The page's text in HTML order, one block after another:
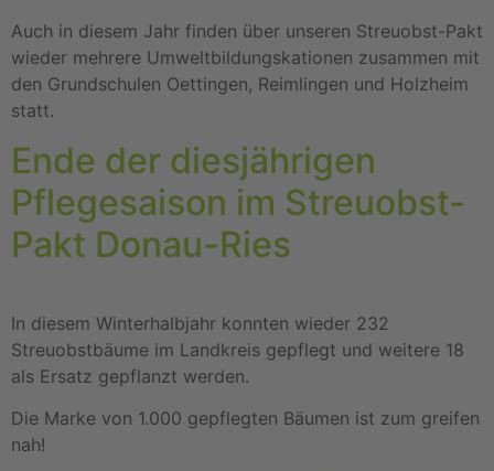
Auch in diesem Jahr finden über unseren Streuobst-Pakt
wieder mehrere Umweltbildungskationen zusammen mit
den Grundschulen Oettingen, Reimlingen und Holzheim
statt.
Ende der diesjährigen
Pflegesaison im Streuobst-
Pakt Donau-Ries
In diesem Winterhalbjahr konnten wieder 232
Streuobstbäume im Landkreis gepflegt und weitere 18
als Ersatz gepflanzt werden.
Die Marke von 1.000 gepflegten Bäumen ist zum greifen
nah!